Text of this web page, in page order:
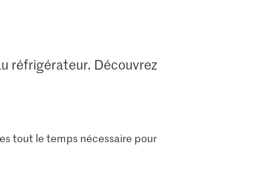
réfrigérateur. Découvrez
tout le temps nécessaire pour